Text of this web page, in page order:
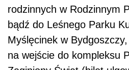
rodzinnych w Rodzinnym
bądź do Leśnego Parku
Myślęcinek w
na wejście do kompleksu